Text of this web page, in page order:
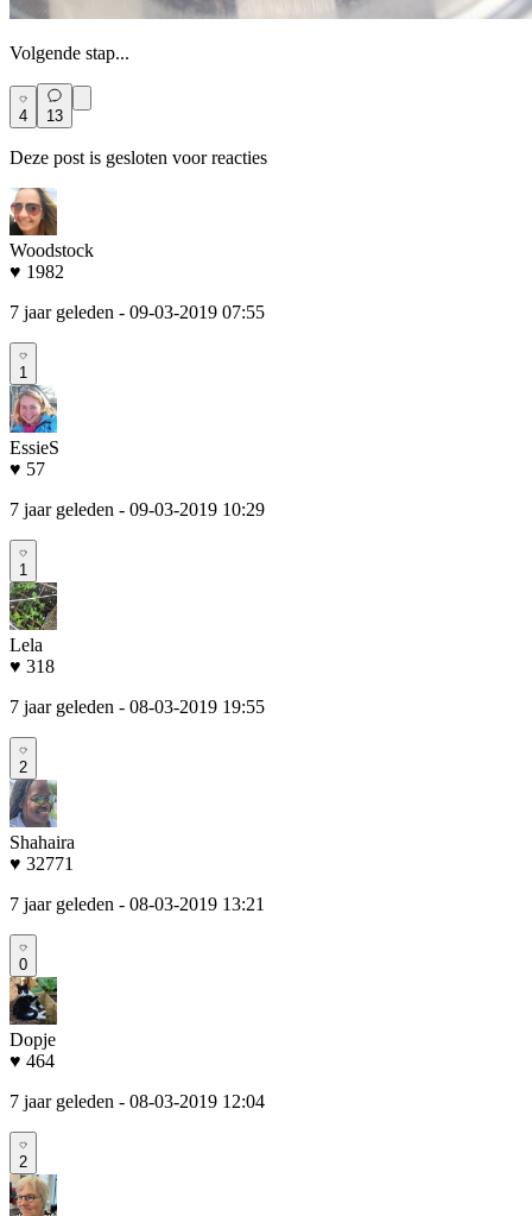
Volgende stap...
4 13
Deze post is gesloten voor reacties
Woodstock
♥ 1982
7 jaar geleden - 09-03-2019 07:55
1
EssieS
♥ 57
7 jaar geleden - 09-03-2019 10:29
1
Lela
♥ 318
7 jaar geleden - 08-03-2019 19:55
2
Shahaira
♥ 32771
7 jaar geleden - 08-03-2019 13:21
0
Dopje
♥ 464
7 jaar geleden - 08-03-2019 12:04
2